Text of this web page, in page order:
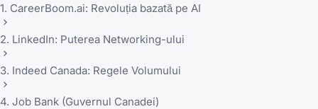
1. CareerBoom.ai: Revoluția bazată pe AI
2. LinkedIn: Puterea Networking-ului
3. Indeed Canada: Regele Volumului
4. Job Bank (Guvernul Canadei)